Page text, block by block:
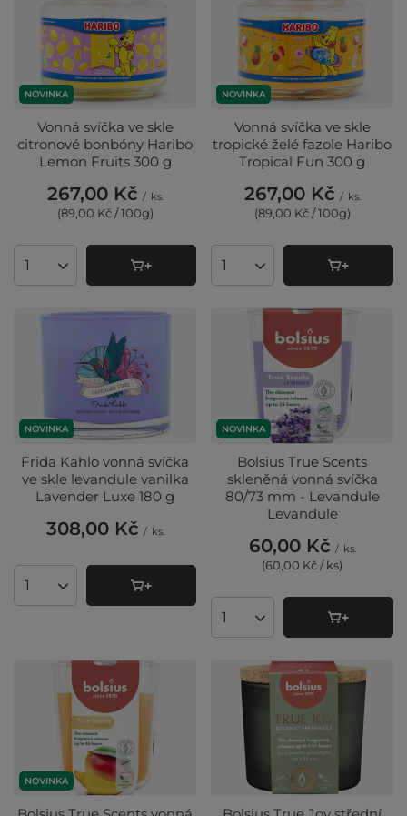
NOVINKA
Vonná svíčka ve skle
citronové bonbóny Haribo
Lemon Fruits 300 g
267,00 Kč / ks.
(89,00 Kč / 100g)
Množství produktů
NOVINKA
Vonná svíčka ve skle
tropické želé fazole Haribo
Tropical Fun 300 g
267,00 Kč / ks.
(89,00 Kč / 100g)
Množství produktů
NOVINKA
Frida Kahlo vonná svíčka
ve skle levandule vanilka
Lavender Luxe 180 g
308,00 Kč / ks.
Množství produktů
NOVINKA
Bolsius True Scents
skleněná vonná svíčka
80/73 mm - Levandule
Levandule
60,00 Kč / ks.
(60,00 Kč / ks)
Množství produktů
NOVINKA